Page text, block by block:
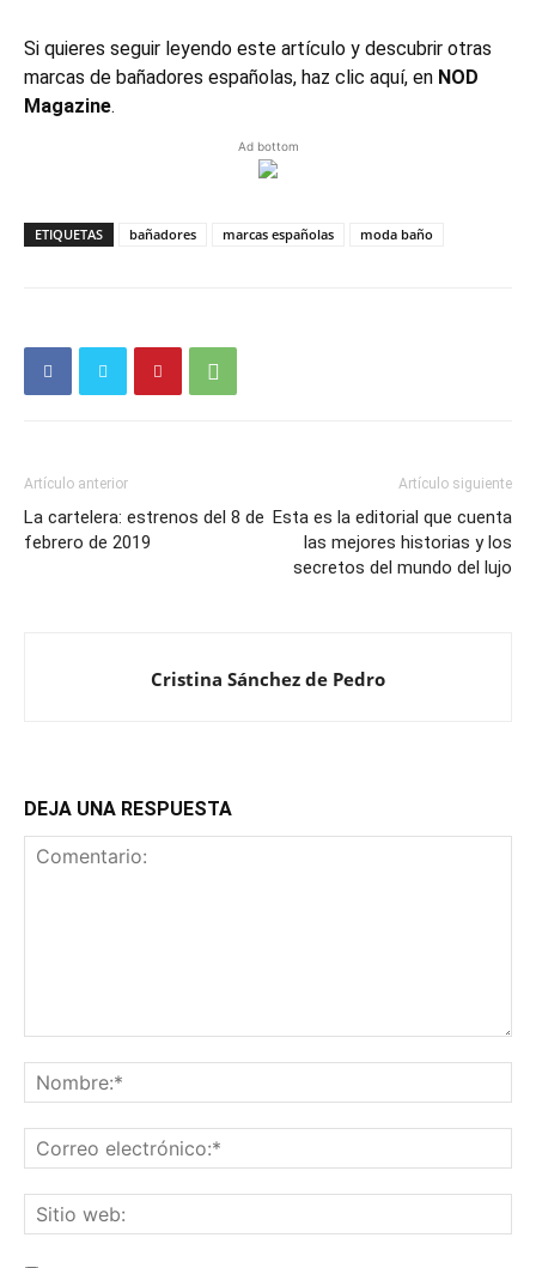
Si quieres seguir leyendo este artículo y descubrir otras
marcas de bañadores españolas, haz clic aquí, en NOD
Magazine.
Ad bottom
ETIQUETAS bañadores marcas españolas moda baño
Artículo anterior
La cartelera: estrenos del 8 de
febrero de 2019
Artículo siguiente
Esta es la editorial que cuenta
las mejores historias y los
secretos del mundo del lujo
Cristina Sánchez de Pedro
DEJA UNA RESPUESTA